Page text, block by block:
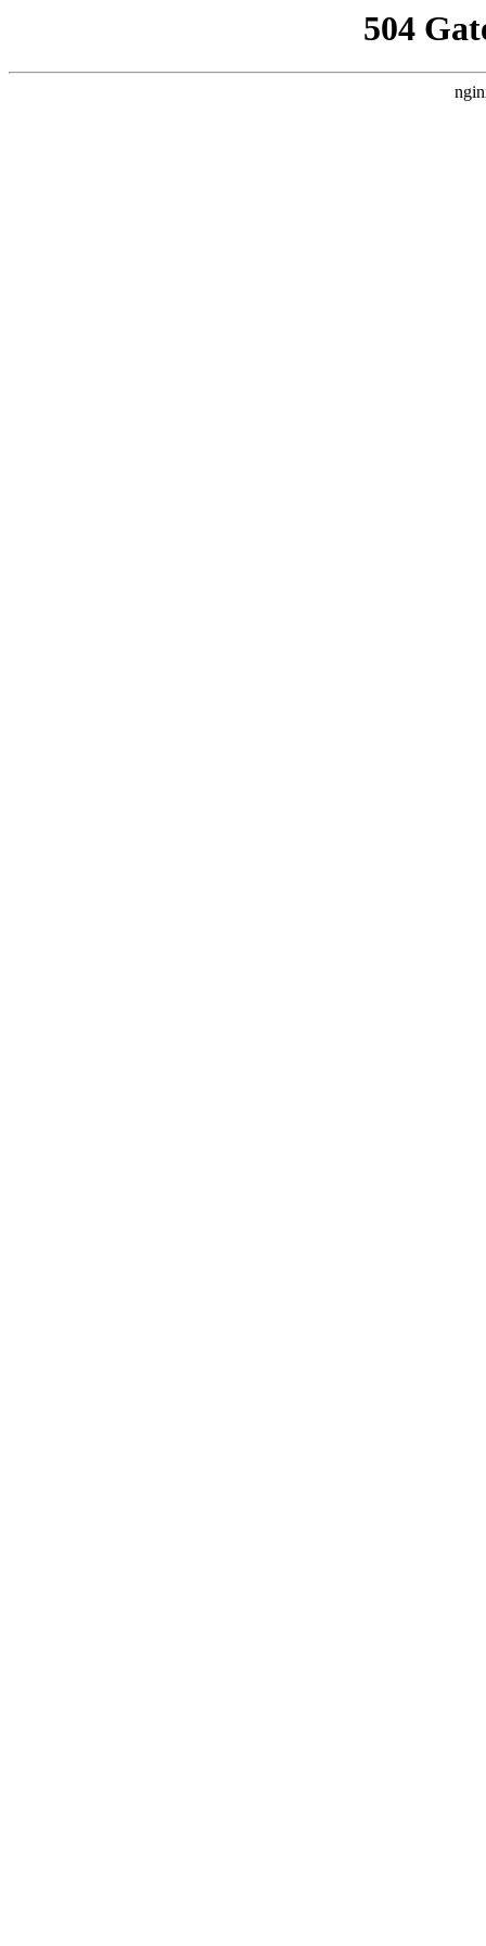
504